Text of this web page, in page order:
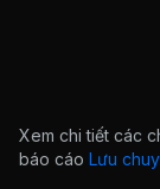
Xem chi tiết các
báo cáo Lưu